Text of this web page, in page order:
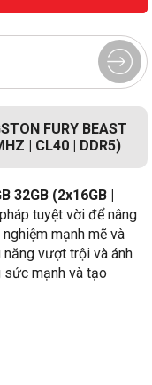
FURY BEAST
| CL40 | DDR5)
32GB (2x16GB |
tuyệt vời để nâng
mạnh mẽ và
vượt trội và ánh
sức mạnh và tạo